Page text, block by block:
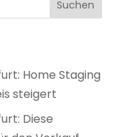
Suchen
Home Staging
steigert
Diese